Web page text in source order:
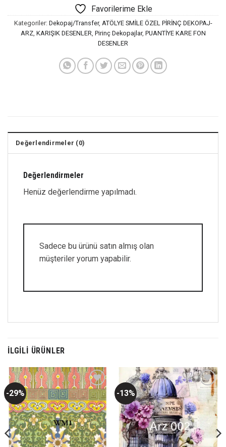
Favorilerime Ekle
Kategoriler: Dekopaj/Transfer, ATÖLYE SMİLE ÖZEL PİRİNÇ DEKOPAJ-
ARZ, KARIŞIK DESENLER Pirinç Dekopajlar, PUANTİYE KARE FON
DESENLER
Değerlendirmeler (0)
Değerlendirmeler
Henüz değerlendirme yapılmadı.
Sadece bu ürünü satın almış olan
müşteriler yorum yapabilir.
İLGILI ÜRÜNLER
-29%
Favorilerime
Ekle
-13%
Favorilerime
Ekle